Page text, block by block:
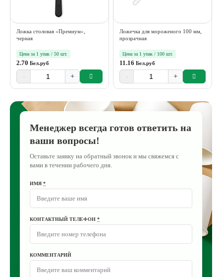
Ложка столовая «Премиум»,
черная
Цена за 1 упак / 50 шт.
2.70 Бел.руб
- +
Ложечка для мороженого 100 мм,
прозрачная
Цена за 1 упак / 100 шт.
11.16 Бел.руб
- +
Менеджер всегда готов ответить на
ваши вопросы!
Оставьте заявку на обратный звонок и мы свяжемся с
вами в течении рабочего дня.
ИМЯ *
КОНТАКТНЫЙ ТЕЛЕФОН *
КОММЕНТАРИЙ